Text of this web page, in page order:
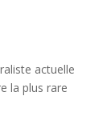
actuelle
la plus rare